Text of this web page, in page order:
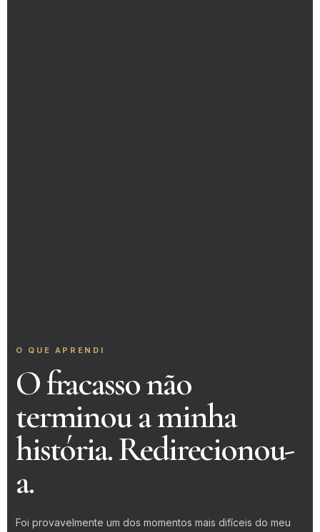
O QUE APRENDI
O fracasso não
terminou a minha
história. Redirecionou-
a.
Foi provavelmente um dos momentos mais difíceis do meu